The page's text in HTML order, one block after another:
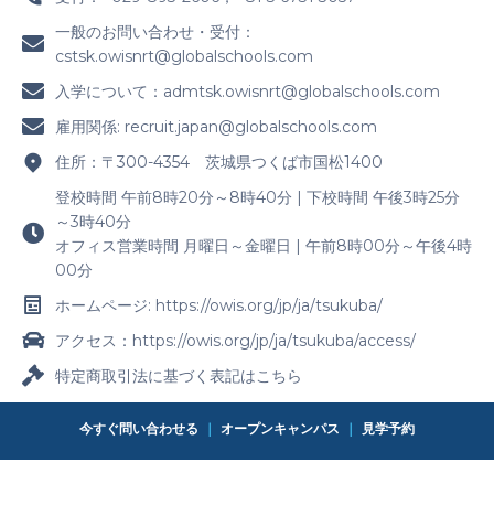
一般のお問い合わせ・受付：
cstsk.owisnrt@globalschools.com
入学について： admtsk.owisnrt@globalschools.com
雇用関係: recruit.japan@globalschools.com
住所：〒300-4354 茨城県つくば市国松1400
登校時間 午前8時20分～8時40分 | 下校時間 午後3時25分
～3時40分
オフィス営業時間 月曜日～金曜日 | 午前8時00分～午後4時
00分
ホームページ: https://owis.org/jp/ja/tsukuba/
アクセス：https://owis.org/jp/ja/tsukuba/access/
特定商取引法に基づく表記はこちら
今すぐ問い合わせる ｜ オープンキャンパス ｜ 見学予約